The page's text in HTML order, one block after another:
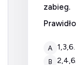
zabieg.
A 1,3,6.
B 2,4,6.